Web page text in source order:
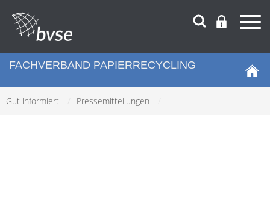
FACHVERBAND PAPIERRECYCLING
Gut informiert Pressemitteilungen